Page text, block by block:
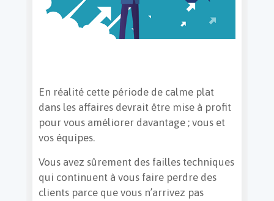
En réalité cette période de calme plat
dans les affaires devrait être mise à profit
pour vous améliorer davantage ; vous et
vos équipes.
Vous avez sûrement des failles techniques
qui continuent à vous faire perdre des
clients parce que vous n’arrivez pas